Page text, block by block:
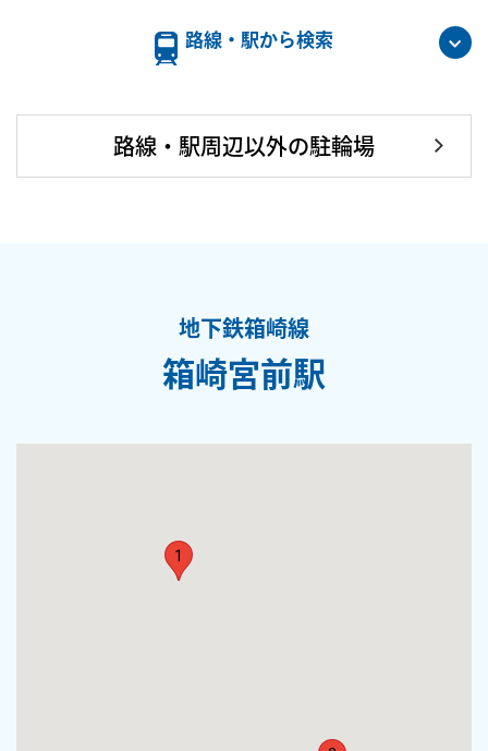
路線・駅から検索
路線・駅周辺以外の駐輪場
地下鉄箱崎線
箱崎宮前駅
1